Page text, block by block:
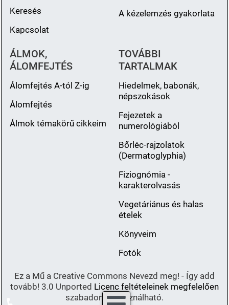
Keresés
Kapcsolat
A kézelemzés gyakorlata
ÁLMOK,
ÁLOMFEJTÉS
Álomfejtés A-tól Z-ig
Álomfejtés
Álmok témakörű cikkeim
TOVÁBBI
TARTALMAK
Hiedelmek, babonák,
népszokások
Fejezetek a
numerológiából
Bőrléc-rajzolatok
(Dermatoglyphia)
Fiziognómia -
karakterolvasás
Vegetáriánus és halas
ételek
Könyveim
Fotók
Ez a Mű a Creative Commons Nevezd meg! - Így add
tovább! 3.0 Unported Licenc feltételeinek megfelelően
szabadon felhasználható.